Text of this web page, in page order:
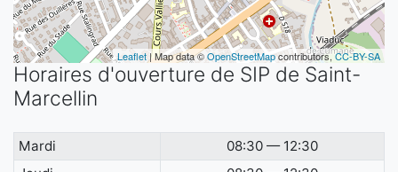
Leaflet | Map data ©OpenStreetMapcontributors,CC-BY-SA
Horaires d'ouverture de SIP de Saint-
Marcellin
Mardi
08:30 — 12:30